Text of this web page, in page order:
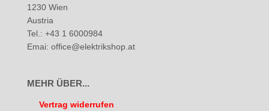
1230 Wien
Austria
Tel.: +43 1 6000984
Emai: office@elektrikshop.at
MEHR ÜBER...
Vertrag widerrufen